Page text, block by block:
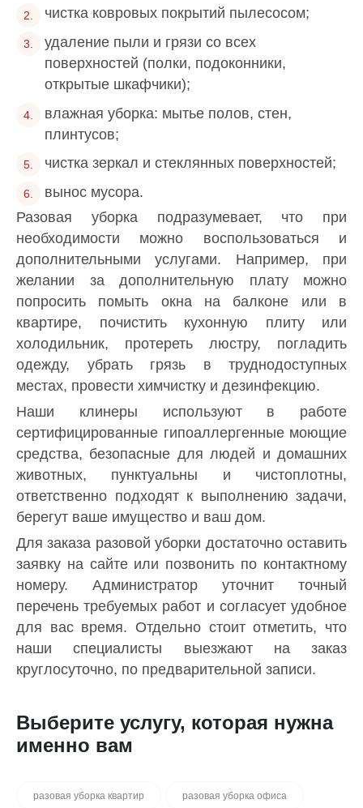
чистка ковровых покрытий пылесосом;
удаление пыли и грязи со всех
поверхностей (полки, подоконники,
открытые шкафчики);
влажная уборка: мытье полов, стен,
плинтусов;
чистка зеркал и стеклянных поверхностей;
вынос мусора.
Разовая уборка подразумевает, что при
необходимости можно воспользоваться и
дополнительными услугами. Например, при
желании за дополнительную плату можно
попросить помыть окна на балконе или в
квартире, почистить кухонную плиту или
холодильник, протереть люстру, погладить
одежду, убрать грязь в труднодоступных
местах, провести химчистку и дезинфекцию.
Наши клинеры используют в работе
сертифицированные гипоаллергенные моющие
средства, безопасные для людей и домашних
животных, пунктуальны и чистоплотны,
ответственно подходят к выполнению задачи,
берегут ваше имущество и ваш дом.
Для заказа разовой уборки достаточно оставить
заявку на сайте или позвонить по контактному
номеру. Администратор уточнит точный
перечень требуемых работ и согласует удобное
для вас время. Отдельно стоит отметить, что
наши специалисты выезжают на заказ
круглосуточно, по предварительной записи.
Выберите услугу, которая нужна
именно вам
разовая уборка квартир разовая уборка офиса